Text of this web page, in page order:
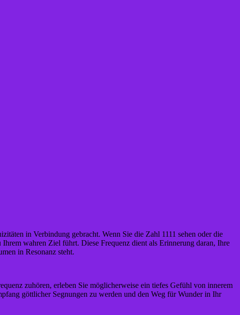
in Verbindung gebracht. Wenn Sie die Zahl 1111 sehen oder die
wahren Ziel führt. Diese Frequenz dient als Erinnerung daran, Ihre
in Resonanz steht.
zuhören, erleben Sie möglicherweise ein tiefes Gefühl von innerem
göttlicher Segnungen zu werden und den Weg für Wunder in Ihr